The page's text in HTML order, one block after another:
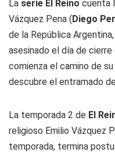
La serie El Reino cuenta
Vázquez Pena (Diego
de la República
asesinado el día de
comienza el camino de
descubre el entramado
La temporada 2 de El
religioso Emilio Vázquez
temporada, termina